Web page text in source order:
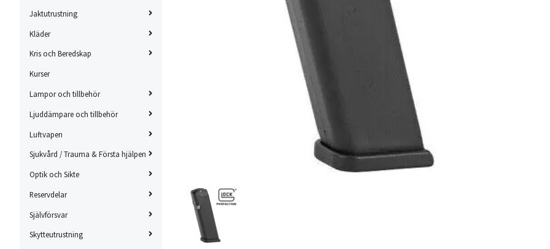
Jaktutrustning
Kläder
Kris och Beredskap
Kurser
Lampor och tillbehör
Ljuddämpare och tillbehör
Luftvapen
Sjukvård / Trauma & Första hjälpen
Optik och Sikte
Reservdelar
Självförsvar
Skytteutrustning